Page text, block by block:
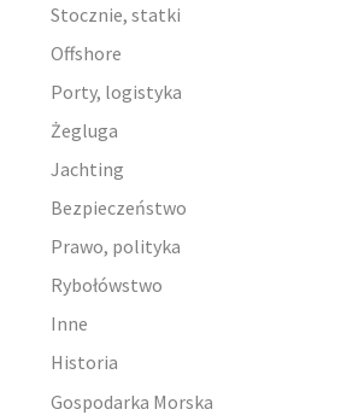
Stocznie, statki
Offshore
Porty, logistyka
Żegluga
Jachting
Bezpieczeństwo
Prawo, polityka
Rybołówstwo
Inne
Historia
Gospodarka Morska